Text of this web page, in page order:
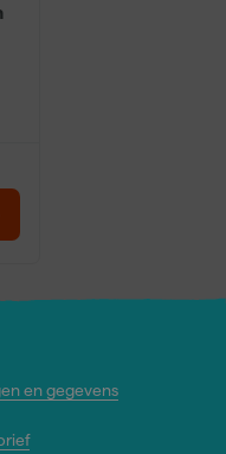
en gegevens